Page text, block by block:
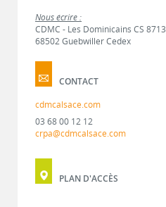
Nous écrire :
CDMC - Les Dominicains CS 8713
68502 Guebwiller Cedex
CONTACT
cdmcalsace.com
03 68 00 12 12
crpa@cdmcalsace.com
PLAN D'ACCÈS